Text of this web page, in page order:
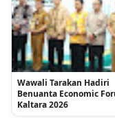
Wawali Tarakan Hadiri
Benuanta Economic
Kaltara 2026